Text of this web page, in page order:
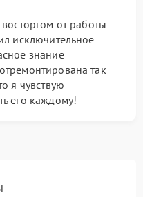
от работы
исключительное
знание
так
я чувствую
его каждому!